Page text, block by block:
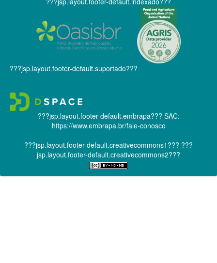
???jsp.layout.footer-default.suportado???
???jsp.layout.footer-default.embrapa??? SAC:
https://www.embrapa.br/fale-conosco
???jsp.layout.footer-default.creativecommons1??? ???
jsp.layout.footer-default.creativecommons2???